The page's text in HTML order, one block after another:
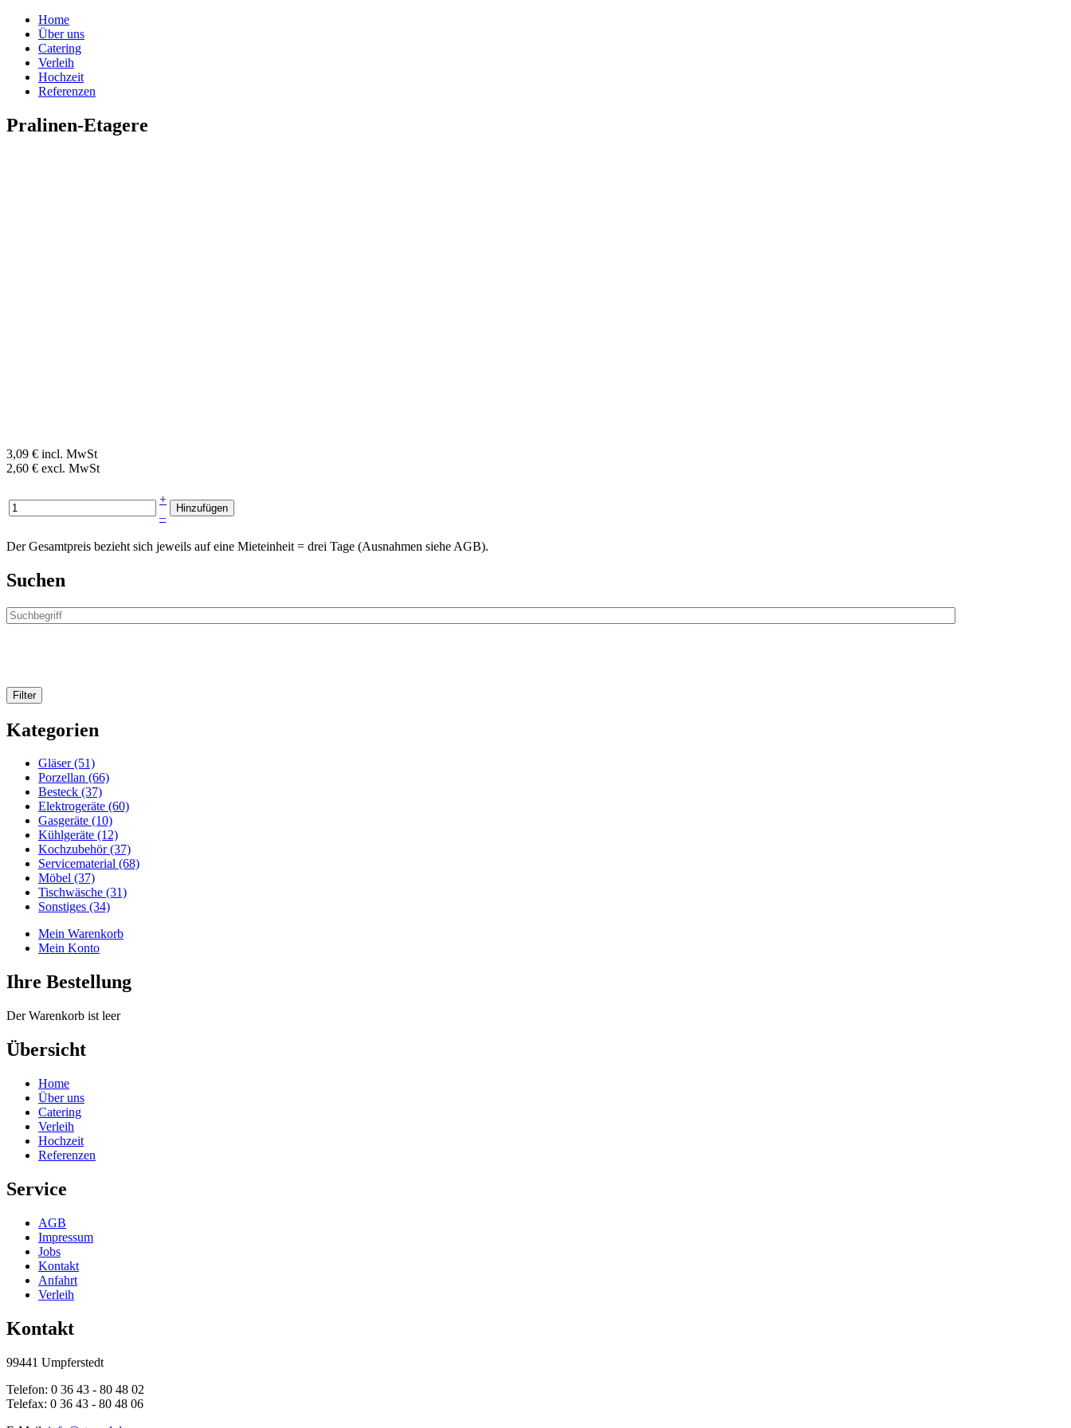
Home
Über uns
Catering
Verleih
Hochzeit
Referenzen
Pralinen-Etagere
3,09 € incl. MwSt
2,60 € excl. MwSt
+
–
Der Gesamtpreis bezieht sich jeweils auf eine Mieteinheit = drei Tage (Ausnahmen siehe AGB).
Suchen
Kategorien
Gläser (51)
Porzellan (66)
Besteck (37)
Elektrogeräte (60)
Gasgeräte (10)
Kühlgeräte (12)
Kochzubehör (37)
Servicematerial (68)
Möbel (37)
Tischwäsche (31)
Sonstiges (34)
Mein Warenkorb
Mein Konto
Ihre Bestellung
Der Warenkorb ist leer
Übersicht
Home
Über uns
Catering
Verleih
Hochzeit
Referenzen
Service
AGB
Impressum
Jobs
Kontakt
Anfahrt
Verleih
Kontakt
99441 Umpferstedt
Telefon: 0 36 43 - 80 48 02
Telefax: 0 36 43 - 80 48 06